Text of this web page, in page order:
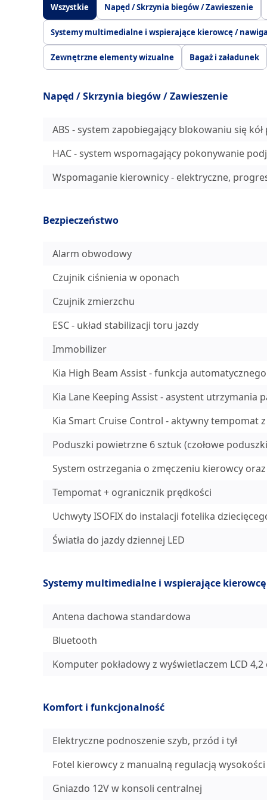
Wszystkie Napęd / Skrzynia biegów / Zawieszenie
Systemy multimedialne i wspierające kierowcę /
Zewnętrzne elementy wizualne Bagaż i załadunek
Napęd / Skrzynia biegów / Zawieszenie
ABS - system zapobiegający blokowaniu się
HAC - system wspomagający pokonywanie
Wspomaganie kierownicy - elektryczne,
Bezpieczeństwo
Alarm obwodowy
Czujnik ciśnienia w oponach
Czujnik zmierzchu
ESC - układ stabilizacji toru jazdy
Immobilizer
Kia High Beam Assist - funkcja
Kia Lane Keeping Assist - asystent utrzymania
Kia Smart Cruise Control - aktywny tempomat
Poduszki powietrzne 6 sztuk (czołowe
System ostrzegania o zmęczeniu kierowcy
Tempomat + ogranicznik prędkości
Uchwyty ISOFIX do instalacji fotelika
Światła do jazdy dziennej LED
Systemy multimedialne i wspierające
Antena dachowa standardowa
Bluetooth
Komputer pokładowy z wyświetlaczem LCD 4,2
Komfort i funkcjonalność
Elektryczne podnoszenie szyb, przód i tył
Fotel kierowcy z manualną regulacją wysokości
Gniazdo 12V w konsoli centralnej